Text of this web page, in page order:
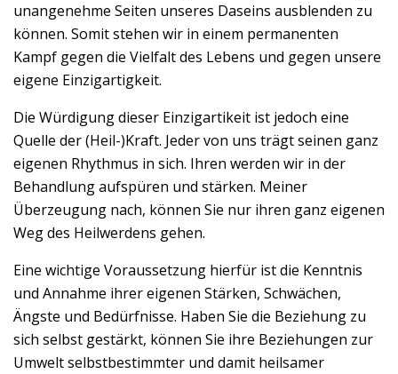
unangenehme Seiten unseres Daseins ausblenden zu
können. Somit stehen wir in einem permanenten
Kampf gegen die Vielfalt des Lebens und gegen unsere
eigene Einzigartigkeit.
Die Würdigung dieser Einzigartikeit ist jedoch eine
Quelle der (Heil-)Kraft. Jeder von uns trägt seinen ganz
eigenen Rhythmus in sich. Ihren werden wir in der
Behandlung aufspüren und stärken. Meiner
Überzeugung nach, können Sie nur ihren ganz eigenen
Weg des Heilwerdens gehen.
Eine wichtige Voraussetzung hierfür ist die Kenntnis
und Annahme ihrer eigenen Stärken, Schwächen,
Ängste und Bedürfnisse. Haben Sie die Beziehung zu
sich selbst gestärkt, können Sie ihre Beziehungen zur
Umwelt selbstbestimmter und damit heilsamer